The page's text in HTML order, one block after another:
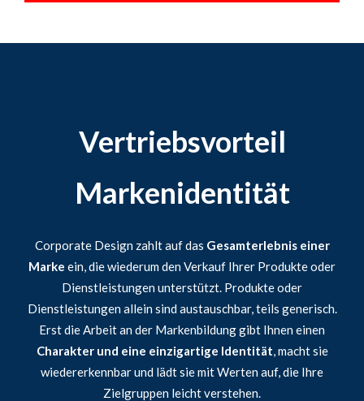
Vertriebsvorteil
Markenidentität
Corporate Design zahlt auf das Gesamterlebnis einer
Marke ein, die wiederum den Verkauf Ihrer Produkte oder
Dienstleistungen unterstützt. Produkte oder
Dienstleistungen allein sind austauschbar, teils generisch.
Erst die Arbeit an der Markenbildung gibt Ihnen einen
Charakter und eine einzigartige Identität, macht sie
wiedererkennbar und lädt sie mit Werten auf, die Ihre
Zielgruppen leicht verstehen.